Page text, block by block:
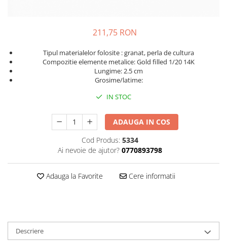
211,75 RON
Tipul materialelor folosite : granat, perla de cultura
Compozitie elemente metalice: Gold filled 1/20 14K
Lungime: 2.5 cm
Grosime/latime:
IN STOC
ADAUGA IN COS
Cod Produs: 5334
Ai nevoie de ajutor? 0770893798
Adauga la Favorite Cere informatii
Descriere